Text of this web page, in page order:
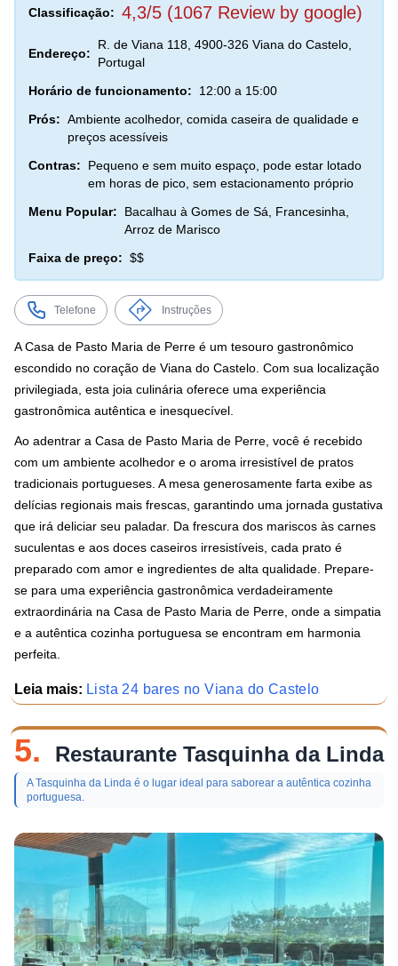
Classificação: 4,3/5 (1067 Review by google)
Endereço:
R. de Viana 118, 4900-326 Viana do Castelo,
Portugal
Horário de funcionamento:
12:00 a 15:00
Prós: Ambiente acolhedor, comida caseira de qualidade e
preços acessíveis
Contras:
Pequeno e sem muito espaço, pode estar lotado
em horas de pico, sem estacionamento próprio
Menu Popular:
Bacalhau à Gomes de Sá, Francesinha,
Arroz de Marisco
Faixa de preço: $$
Telefone Instruções
A Casa de Pasto Maria de Perre é um tesouro gastronômico
escondido no coração de Viana do Castelo. Com sua localização
privilegiada, esta joia culinária oferece uma experiência
gastronômica autêntica e inesquecível.
Ao adentrar a Casa de Pasto Maria de Perre, você é recebido
com um ambiente acolhedor e o aroma irresistível de pratos
tradicionais portugueses. A mesa generosamente farta exibe as
delícias regionais mais frescas, garantindo uma jornada gustativa
que irá deliciar seu paladar. Da frescura dos mariscos às carnes
suculentas e aos doces caseiros irresistíveis, cada prato é
preparado com amor e ingredientes de alta qualidade. Prepare-
se para uma experiência gastronômica verdadeiramente
extraordinária na Casa de Pasto Maria de Perre, onde a simpatia
e a autêntica cozinha portuguesa se encontram em harmonia
perfeita.
Leia mais: Lista 24 bares no Viana do Castelo
5. Restaurante Tasquinha da Linda
A Tasquinha da Linda é o lugar ideal para saborear a autêntica cozinha
portuguesa.